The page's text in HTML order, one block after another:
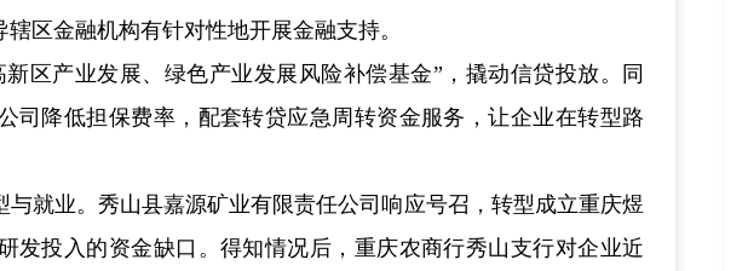
区金融机构有针对性地开展金融支持。
区产业发展、绿色产业发展风险补偿基金”，撬动信贷投放。同
司降低担保费率，配套转贷应急周转资金服务，让企业在转型路
就业。秀山县嘉源矿业有限责任公司响应号召，转型成立重庆煜
发投入的资金缺口。得知情况后，重庆农商行秀山支行对企业近